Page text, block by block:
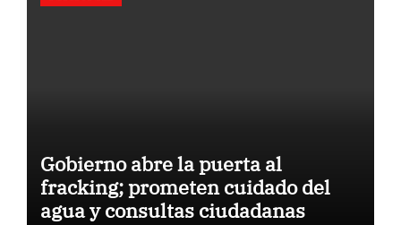
Gobierno abre la puerta al
fracking; prometen cuidado del
agua y consultas ciudadanas